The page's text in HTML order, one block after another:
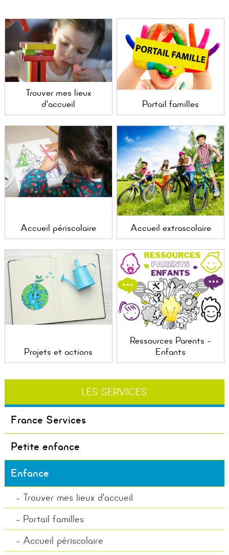
Trouver mes lieux
d'accueil
Portail familles
Accueil périscolaire Accueil extrascolaire
Projets et actions
Ressources Parents -
Enfants
LES SERVICES
France Services
Petite enfance
Enfance
Trouver mes lieux d'accueil
Portail familles
Accueil périscolaire